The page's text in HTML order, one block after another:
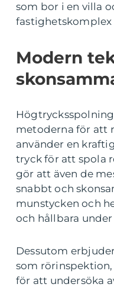
som bor i en villa
Modern
metoderna för att
använder en
tryck för att spola
gör att även de
snabbt och
munstycken och
och hållbara
Dessutom
som
för att undersöka